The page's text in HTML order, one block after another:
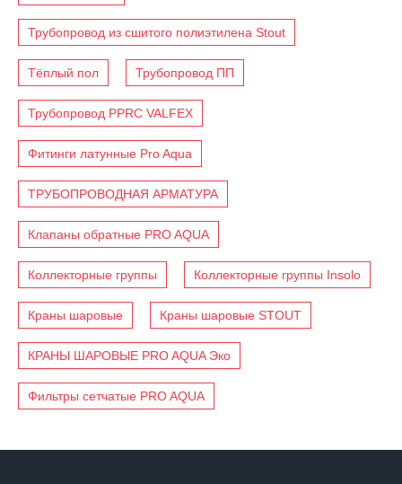
Трубопровод из сшитого полиэтилена Stout
Тёплый пол Трубопровод ПП
Трубопровод PPRC VALFEX
Фитинги латунные Pro Aqua
ТРУБОПРОВОДНАЯ АРМАТУРА
Клапаны обратные PRO AQUA
Коллекторные группы Коллекторные группы Insolo
Краны шаровые Краны шаровые STOUT
КРАНЫ ШАРОВЫЕ PRO AQUA Эко
Фильтры сетчатые PRO AQUA